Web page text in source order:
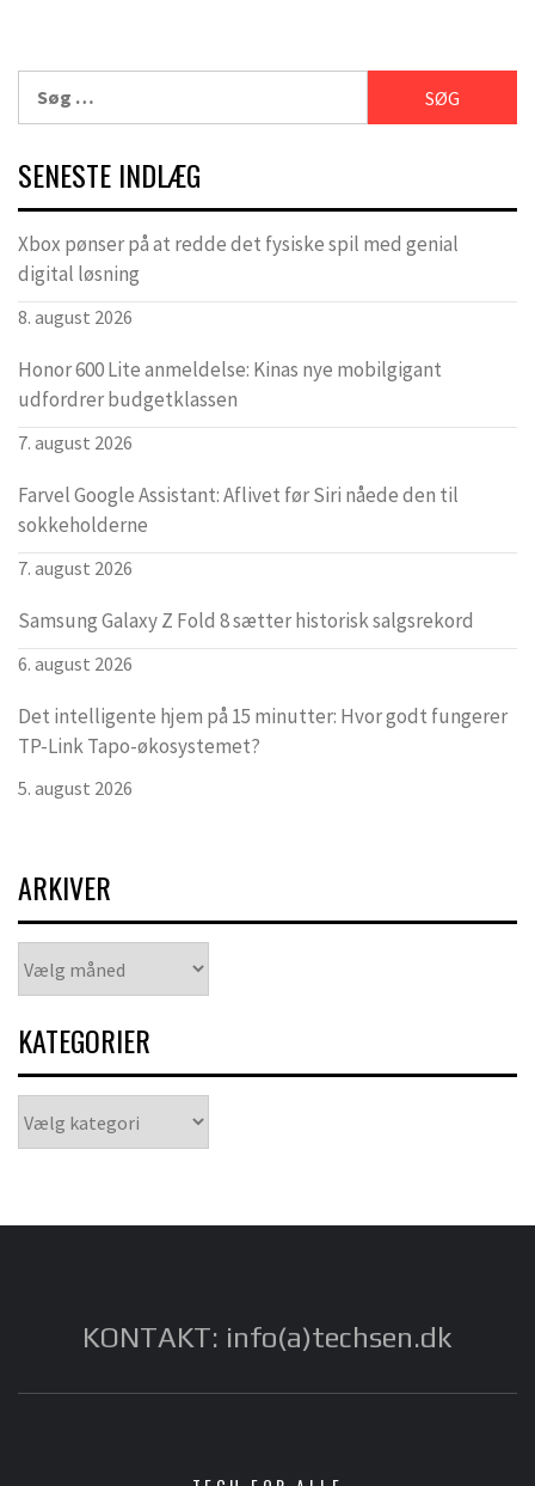
efter:
SENESTE INDLÆG
Xbox pønser på at redde det fysiske spil med genial
digital løsning
8. august 2026
Honor 600 Lite anmeldelse: Kinas nye mobilgigant
udfordrer budgetklassen
7. august 2026
Farvel Google Assistant: Aflivet før Siri nåede den til
sokkeholderne
7. august 2026
Samsung Galaxy Z Fold 8 sætter historisk salgsrekord
6. august 2026
Det intelligente hjem på 15 minutter: Hvor godt fungerer
TP-Link Tapo-økosystemet?
5. august 2026
ARKIVER
KATEGORIER
KONTAKT: info(a)techsen.dk